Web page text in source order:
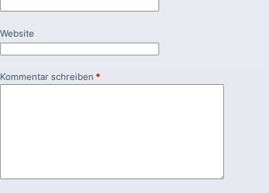
Website
Kommentar schreiben *